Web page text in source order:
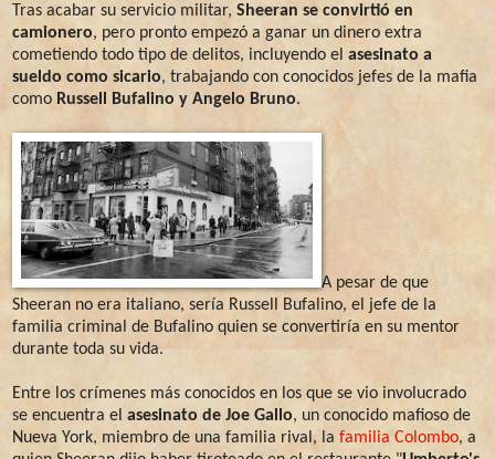
Tras acabar su servicio militar, Sheeran se convirtió en
camionero, pero pronto empezó a ganar un dinero extra
cometiendo todo tipo de delitos, incluyendo el asesinato a
sueldo como sicario, trabajando con conocidos jefes de la mafia
como Russell Bufalino y Angelo Bruno.
A pesar de que
Sheeran no era italiano, sería Russell Bufalino, el jefe de la
familia criminal de Bufalino quien se convertiría en su mentor
durante toda su vida.
Entre los crímenes más conocidos en los que se vio involucrado
se encuentra el asesinato de Joe Gallo, un conocido mafioso de
Nueva York, miembro de una familia rival, la familia Colombo, a